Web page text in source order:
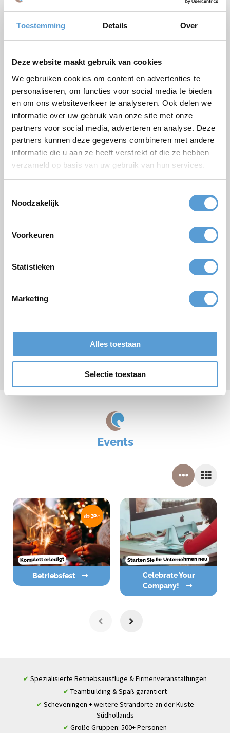
Toestemming Details Over
Deze website maakt gebruik van cookies
We gebruiken cookies om content en advertenties te
personaliseren, om functies voor social media te bieden
en om ons websiteverkeer te analyseren. Ook delen we
informatie over uw gebruik van onze site met onze
partners voor social media, adverteren en analyse. Deze
partners kunnen deze gegevens combineren met andere
informatie die u aan ze heeft verstrekt of die ze hebben
verzameld op basis van uw gebruik van hun services.
Noodzakelijk
Voorkeuren
Statistieken
Marketing
Alles toestaan
Selectie toestaan
Paket
Firmen/Gruppenname
Nachname
Personenzahl
Geplanter Zeitpunkt
Gewünschte Startzeit
Optionen/Ergänzungen
Mittagessen
Senden
Events
ab 30,-
Komplett erledigt
Betriebsfest
Starten Sie Ihr Unternehmen neu
Celebrate Your
Company!
✔ Spezialisierte Betriebsausflüge & Firmenveranstaltungen
✔ Teambuilding & Spaß garantiert
✔ Scheveningen + weitere Strandorte an der Küste
Südhollands
✔ Große Gruppen: 500+ Personen